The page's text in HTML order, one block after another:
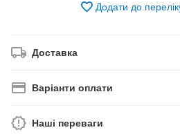
Додати до
Доставка
Варіанти оплати
Наші переваги